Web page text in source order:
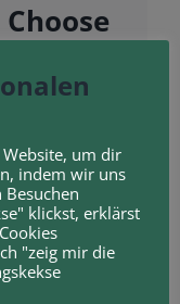
um dir
indem wir uns
klickst, erklärst
"zeig mir die